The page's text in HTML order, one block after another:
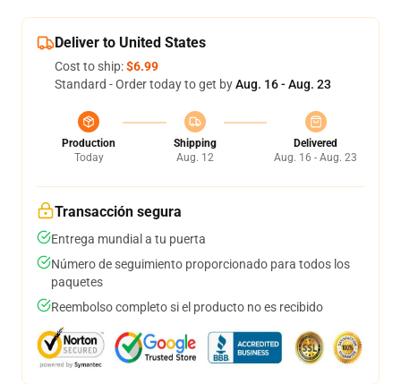
Deliver to United States
Cost to ship:$6.99
Standard - Order today to get byAug. 16 - Aug. 23
Production
Today
Shipping
Aug. 12
Delivered
Aug. 16 - Aug. 23
Transacción segura
Entrega mundial a tu puerta
Número de seguimiento proporcionado para todos los
paquetes
Reembolso completo si el producto no es recibido